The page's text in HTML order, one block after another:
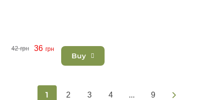
42 грн 36 грн
Buy
1 2 3 4 ... 9